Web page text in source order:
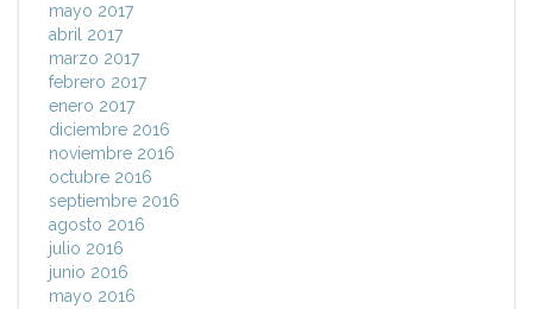
mayo 2017
abril 2017
marzo 2017
febrero 2017
enero 2017
diciembre 2016
noviembre 2016
octubre 2016
septiembre 2016
agosto 2016
julio 2016
junio 2016
mayo 2016